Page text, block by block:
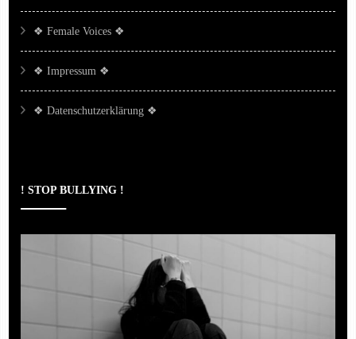
❖ Female Voices ❖
❖ Impressum ❖
❖ Datenschutzerklärung ❖
! STOP BULLYING !